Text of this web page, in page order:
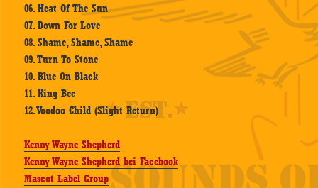
06. Heat Of The Sun
07. Down For Love
08. Shame, Shame, Shame
09. Turn To Stone
10. Blue On Black
11. King Bee
12. Voodoo Child (Slight Return)
Kenny Wayne Shepherd
Kenny Wayne Shepherd bei Facebook
Mascot Label Group